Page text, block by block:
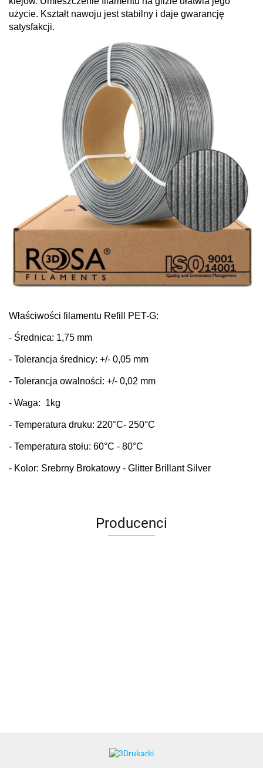
użycie. Kształt nawoju jest stabilny i daje gwarancję
satysfakcji.
Właściwości filamentu Refill PET-G:
- Średnica: 1,75 mm
- Tolerancja średnicy: +/- 0,05 mm
- Tolerancja owalności: +/- 0,02 mm
- Waga: 1kg
- Temperatura druku: 220°C- 250°C
- Temperatura stołu: 60°C - 80°C
- Kolor: Srebrny Brokatowy - Glitter Brillant Silver
Producenci